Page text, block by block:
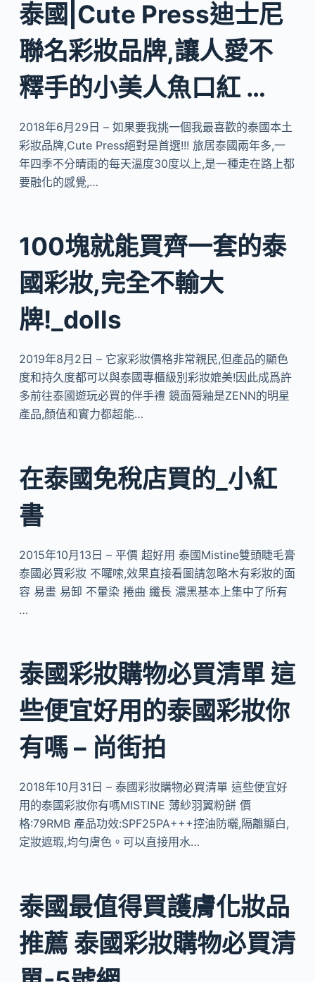
泰國|Cute Press迪士尼
聯名彩妝品牌,讓人愛不
釋手的小美人魚口紅 …
2018年6月29日 – 如果要我挑一個我最喜歡的泰國本土
彩妝品牌,Cute Press絕對是首選!!! 旅居泰國兩年多,一
年四季不分晴雨的每天溫度30度以上,是一種走在路上都
要融化的感覺,…
100塊就能買齊一套的泰
國彩妝,完全不輸大
牌!_dolls
2019年8月2日 – 它家彩妝價格非常親民,但產品的顯色
度和持久度都可以與泰國專櫃級別彩妝媲美!因此成爲許
多前往泰國遊玩必買的伴手禮 鏡面脣釉是ZENN的明星
產品,顏值和實力都超能…
在泰國免稅店買的_小紅
書
2015年10月13日 – 平價 超好用 泰國Mistine雙頭睫毛膏
泰國必買彩妝 不囉嗦,效果直接看圖請忽略木有彩妝的面
容 易畫 易卸 不暈染 捲曲 纖長 濃黑基本上集中了所有
…
泰國彩妝購物必買清單 這
些便宜好用的泰國彩妝你
有嗎 – 尚街拍
2018年10月31日 – 泰國彩妝購物必買清單 這些便宜好
用的泰國彩妝你有嗎MISTINE 薄紗羽翼粉餅 價
格:79RMB 產品功效:SPF25PA+++控油防曬,隔離顯白,
定妝遮瑕,均勻膚色。可以直接用水…
泰國最值得買護膚化妝品
推薦 泰國彩妝購物必買清